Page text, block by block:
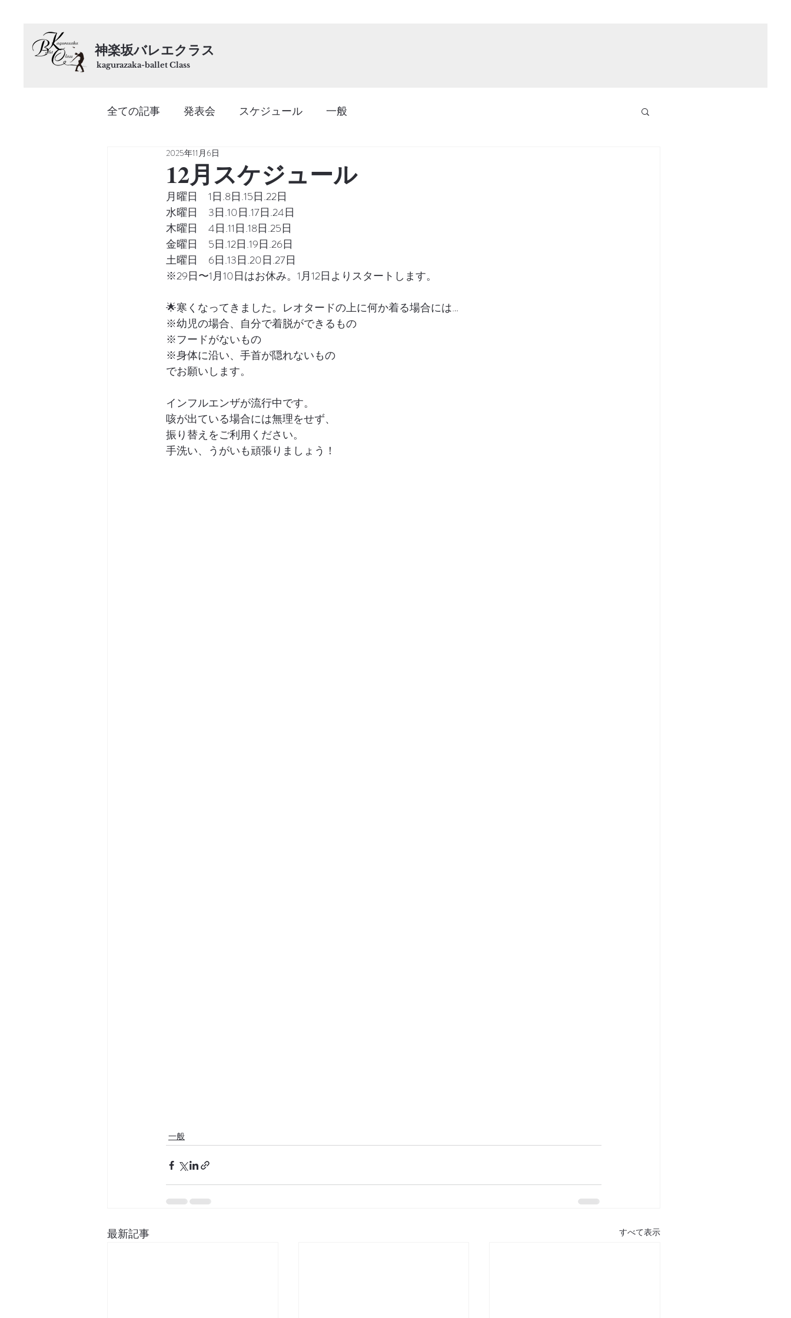
神楽坂バレエクラス
kagurazaka-ballet Class
全ての記事 発表会 スケジュール 一般
12月スケジュール
2025年11月6日
月曜日　1日.8日.15日.22日
水曜日　3日.10日.17日.24日
木曜日　4日.11日.18日.25日
金曜日　5日.12日.19日.26日
土曜日　6日.13日.20日.27日
※29日〜1月10日はお休み。1月12日よりスタートします。
🌟寒くなってきました。レオタードの上に何か着る場合には…
※幼児の場合、自分で着脱ができるもの
※フードがないもの
※身体に沿い、手首が隠れないもの
でお願いします。
インフルエンザが流行中です。
咳が出ている場合には無理をせず、
振り替えをご利用ください。
手洗い、うがいも頑張りましょう！
一般
最新記事 すべて表示